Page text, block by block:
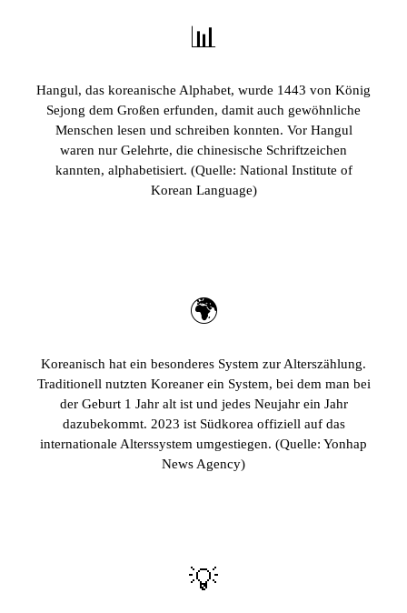
📊
Hangul, das koreanische Alphabet, wurde 1443 von König
Sejong dem Großen erfunden, damit auch gewöhnliche
Menschen lesen und schreiben konnten. Vor Hangul
waren nur Gelehrte, die chinesische Schriftzeichen
kannten, alphabetisiert. (Quelle: National Institute of
Korean Language)
🌍
Koreanisch hat ein besonderes System zur Alterszählung.
Traditionell nutzten Koreaner ein System, bei dem man bei
der Geburt 1 Jahr alt ist und jedes Neujahr ein Jahr
dazubekommt. 2023 ist Südkorea offiziell auf das
internationale Alterssystem umgestiegen. (Quelle: Yonhap
News Agency)
💡